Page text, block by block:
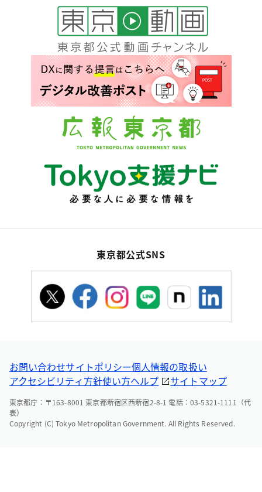
東京都公式SNS
お問い合わせサイトポリシー個人情報の取扱い
アクセシビリティ方針使い方ヘルプ サイトマップ
東京都庁：〒163-8001 東京都新宿区西新宿2-8-1 電話：03-5321-1111（代
表）
Copyright (C) Tokyo Metropolitan Government. All Rights Reserved.